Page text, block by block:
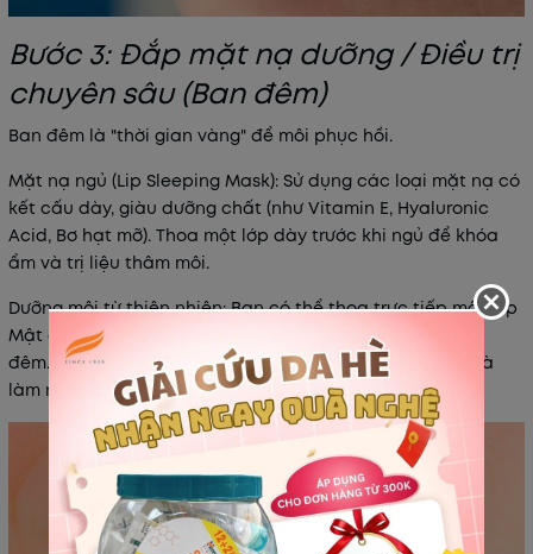
Bước 3: Đắp mặt nạ dưỡng / Điều trị
chuyên sâu (Ban đêm)
Ban đêm là "thời gian vàng" để môi phục hồi.
Mặt nạ ngủ (Lip Sleeping Mask): Sử dụng các loại mặt nạ có
kết cấu dày, giàu dưỡng chất (như Vitamin E, Hyaluronic
Acid, Bơ hạt mỡ). Thoa một lớp dày trước khi ngủ để khóa
ẩm và trị liệu thâm môi.
Dưỡng môi từ thiên nhiên: Bạn có thể thoa trực tiếp một lớp
Mật ong nguyên chất hoặc Dầu dừa lên môi và để qua
đêm. Các thành phần này giúp kháng khuẩn, cấp ẩm và
làm mềm môi hiệu quả.